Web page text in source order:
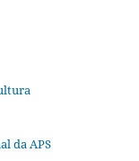
da APS